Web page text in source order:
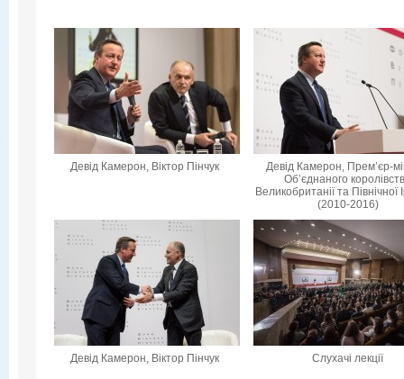
Девід Камерон, Віктор Пінчук
Девід Камерон, Прем’єр-
Об’єднаного
Великобританії та Північної
(2010-2016)
Девід Камерон, Віктор Пінчук Слухачі лекції